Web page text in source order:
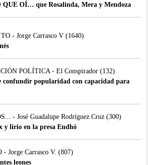
QUE OÍ… que Rosalinda, Mera y Mendoza
- Jorge Carrasco V(1640)
POLÍTICA - El Conspirador(132)
confundir popularidad con capacidad para
- José Guadalupe Rodríguez Cruz(300)
y lirio en la presa Endhó
- Jorge Carrasco V. (807)
leones